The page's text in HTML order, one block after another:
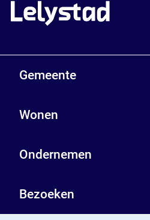
Gemeente
Wonen
Ondernemen
Bezoeken